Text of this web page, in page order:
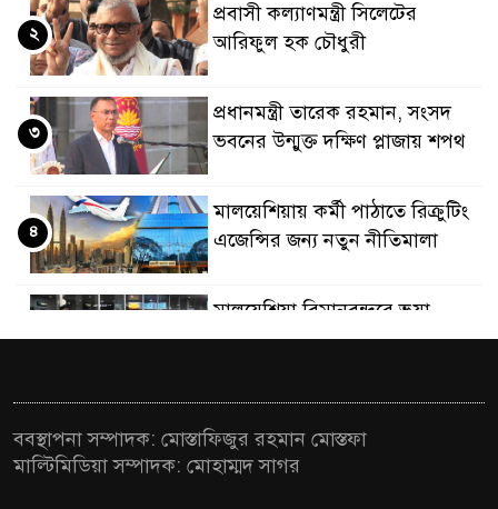
প্রবাসী কল্যাণমন্ত্রী সিলেটের
আরিফুল হক চৌধুরী
২
প্রধানমন্ত্রী তারেক রহমান, সংসদ
ভবনের উন্মুক্ত দক্ষিণ প্লাজায় শপথ
৩
মালয়েশিয়ায় কর্মী পাঠাতে রিক্রুটিং
এজেন্সির জন্য নতুন নীতিমালা
৪
মালয়েশিয়া বিমানবন্দরে ভুয়া
ভিসায় আটকের তালিকার শীর্ষে
অভিযোগে ৫ বাংলাদেশি গ্রেফতার
৬
ববস্থাপনা সম্পাদক: মোস্তাফিজুর রহমান মোস্তফা
মাল্টিমিডিয়া সম্পাদক: মোহাম্মদ সাগর